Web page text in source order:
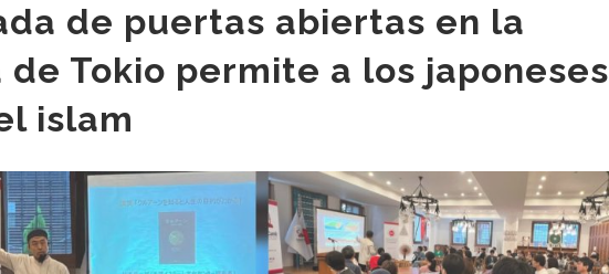
de puertas abiertas en la
de Tokio permite a los japoneses
islam